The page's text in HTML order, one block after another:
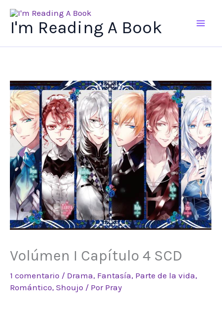
I'm Reading A Book
Volúmen I Capítulo 4 SCD
1 comentario / Drama, Fantasía, Parte de la vida,
Romántico, Shoujo / Por Pray